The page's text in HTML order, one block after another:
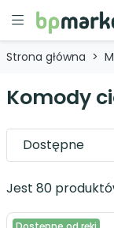
Strona główna
Komody
Jest 80
Dostępne